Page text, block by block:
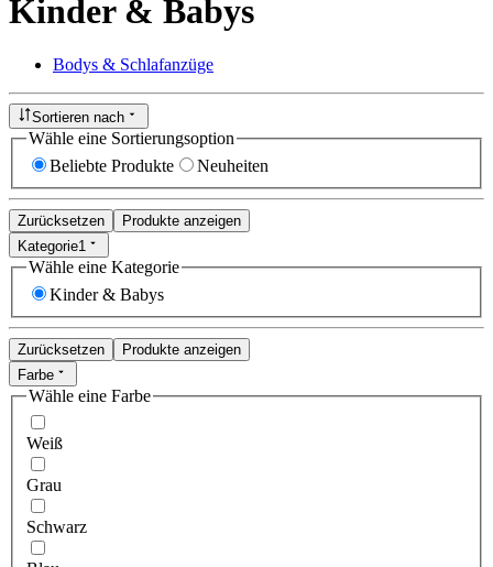
Kinder & Babys
Bodys & Schlafanzüge
Sortieren nach
Wähle eine Sortierungsoption
Beliebte Produkte
Neuheiten
Zurücksetzen
Produkte anzeigen
Kategorie1
Wähle eine Kategorie
Kinder & Babys
Zurücksetzen
Produkte anzeigen
Farbe
Wähle eine Farbe
Weiß
Grau
Schwarz